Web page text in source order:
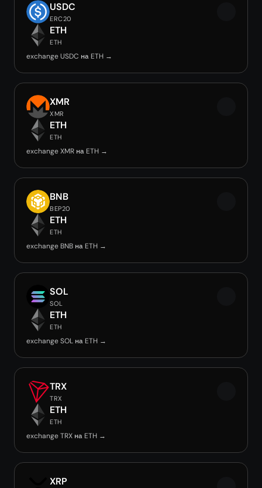
USDC
ERC20
ETH
ETH
exchange USDC на ETH →
XMR
XMR
ETH
ETH
exchange XMR на ETH →
BNB
BEP20
ETH
ETH
exchange BNB на ETH →
SOL
SOL
ETH
ETH
exchange SOL на ETH →
TRX
TRX
ETH
ETH
exchange TRX на ETH →
XRP